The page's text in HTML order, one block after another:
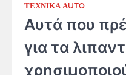
ΤΕΧΝΙΚΑ ΑUTO
Αυτά που
για τα